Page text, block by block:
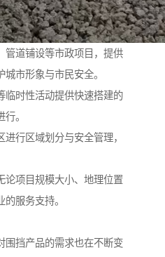
管道铺设等市政项目，提供
市形象与市民安全。
临时性活动提供快速搭建的
。
行区域划分与安全管理，
论项目规模大小、地理位置
服务支持。
围挡产品的需求也在不断变